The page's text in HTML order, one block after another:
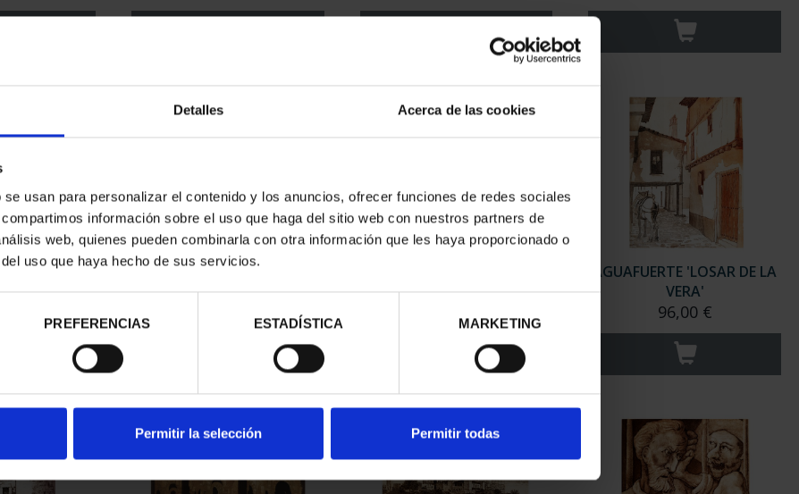
Detalles Acerca de las cookies
usan para personalizar el contenido y los anuncios, ofrecer funciones de redes sociales
información sobre el uso que haga del sitio web con nuestros partners de
web, quienes pueden combinarla con otra información que les haya proporcionado o
uso que haya hecho de sus servicios.
PREFERENCIAS ESTADÍSTICA MARKETING
Permitir la selección Permitir todas
'IBIZA LA
AGUAFUERTE 'COMBARRO'
96,00 €
(LERIDA)
AGUAFUERTE 'LOSAR DE LA
VERA'
96,00 €